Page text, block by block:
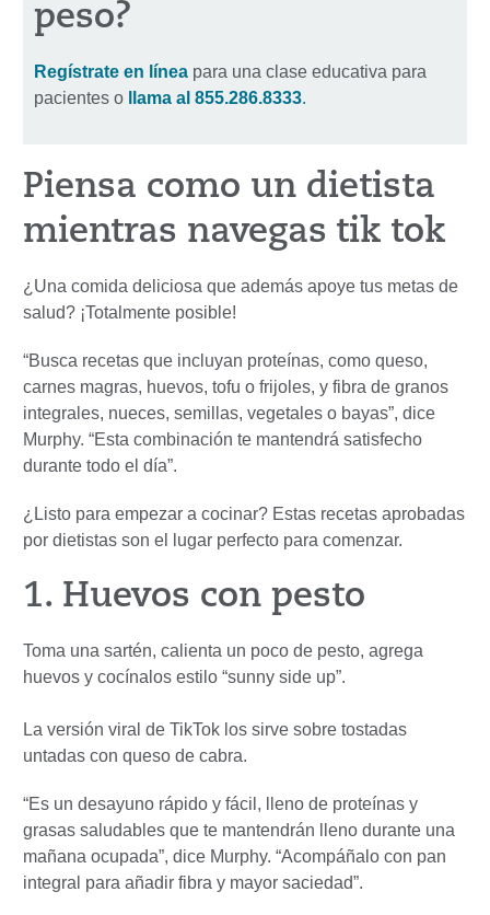
peso?
Regístrate en línea para una clase educativa para
pacientes o
llama al 855.286.8333.
Piensa como un dietista
mientras navegas tik tok
¿Una comida deliciosa que además apoye tus metas de
salud? ¡Totalmente posible!
“Busca recetas que incluyan proteínas, como queso,
carnes magras, huevos, tofu o frijoles, y fibra de granos
integrales, nueces, semillas, vegetales o bayas”, dice
Murphy. “Esta combinación te mantendrá satisfecho
durante todo el día”.
¿Listo para empezar a cocinar? Estas recetas aprobadas
por dietistas son el lugar perfecto para comenzar.
1. Huevos con pesto
Toma una sartén, calienta un poco de pesto, agrega
huevos y cocínalos estilo “sunny side up”.
La versión viral de TikTok los sirve sobre tostadas
untadas con queso de cabra.
“Es un desayuno rápido y fácil, lleno de proteínas y
grasas saludables que te mantendrán lleno durante una
mañana ocupada”, dice Murphy. “Acompáñalo con pan
integral para añadir fibra y mayor saciedad”.